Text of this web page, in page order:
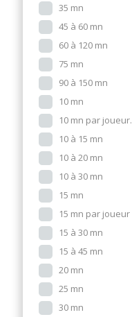
35 mn
45 à 60 mn
60 à 120 mn
75 mn
90 à 150 mn
10 mn
10 mn par joueur.
10 à 15 mn
10 à 20 mn
10 à 30 mn
15 mn
15 mn par joueur
15 à 30 mn
15 à 45 mn
20 mn
25 mn
30 mn